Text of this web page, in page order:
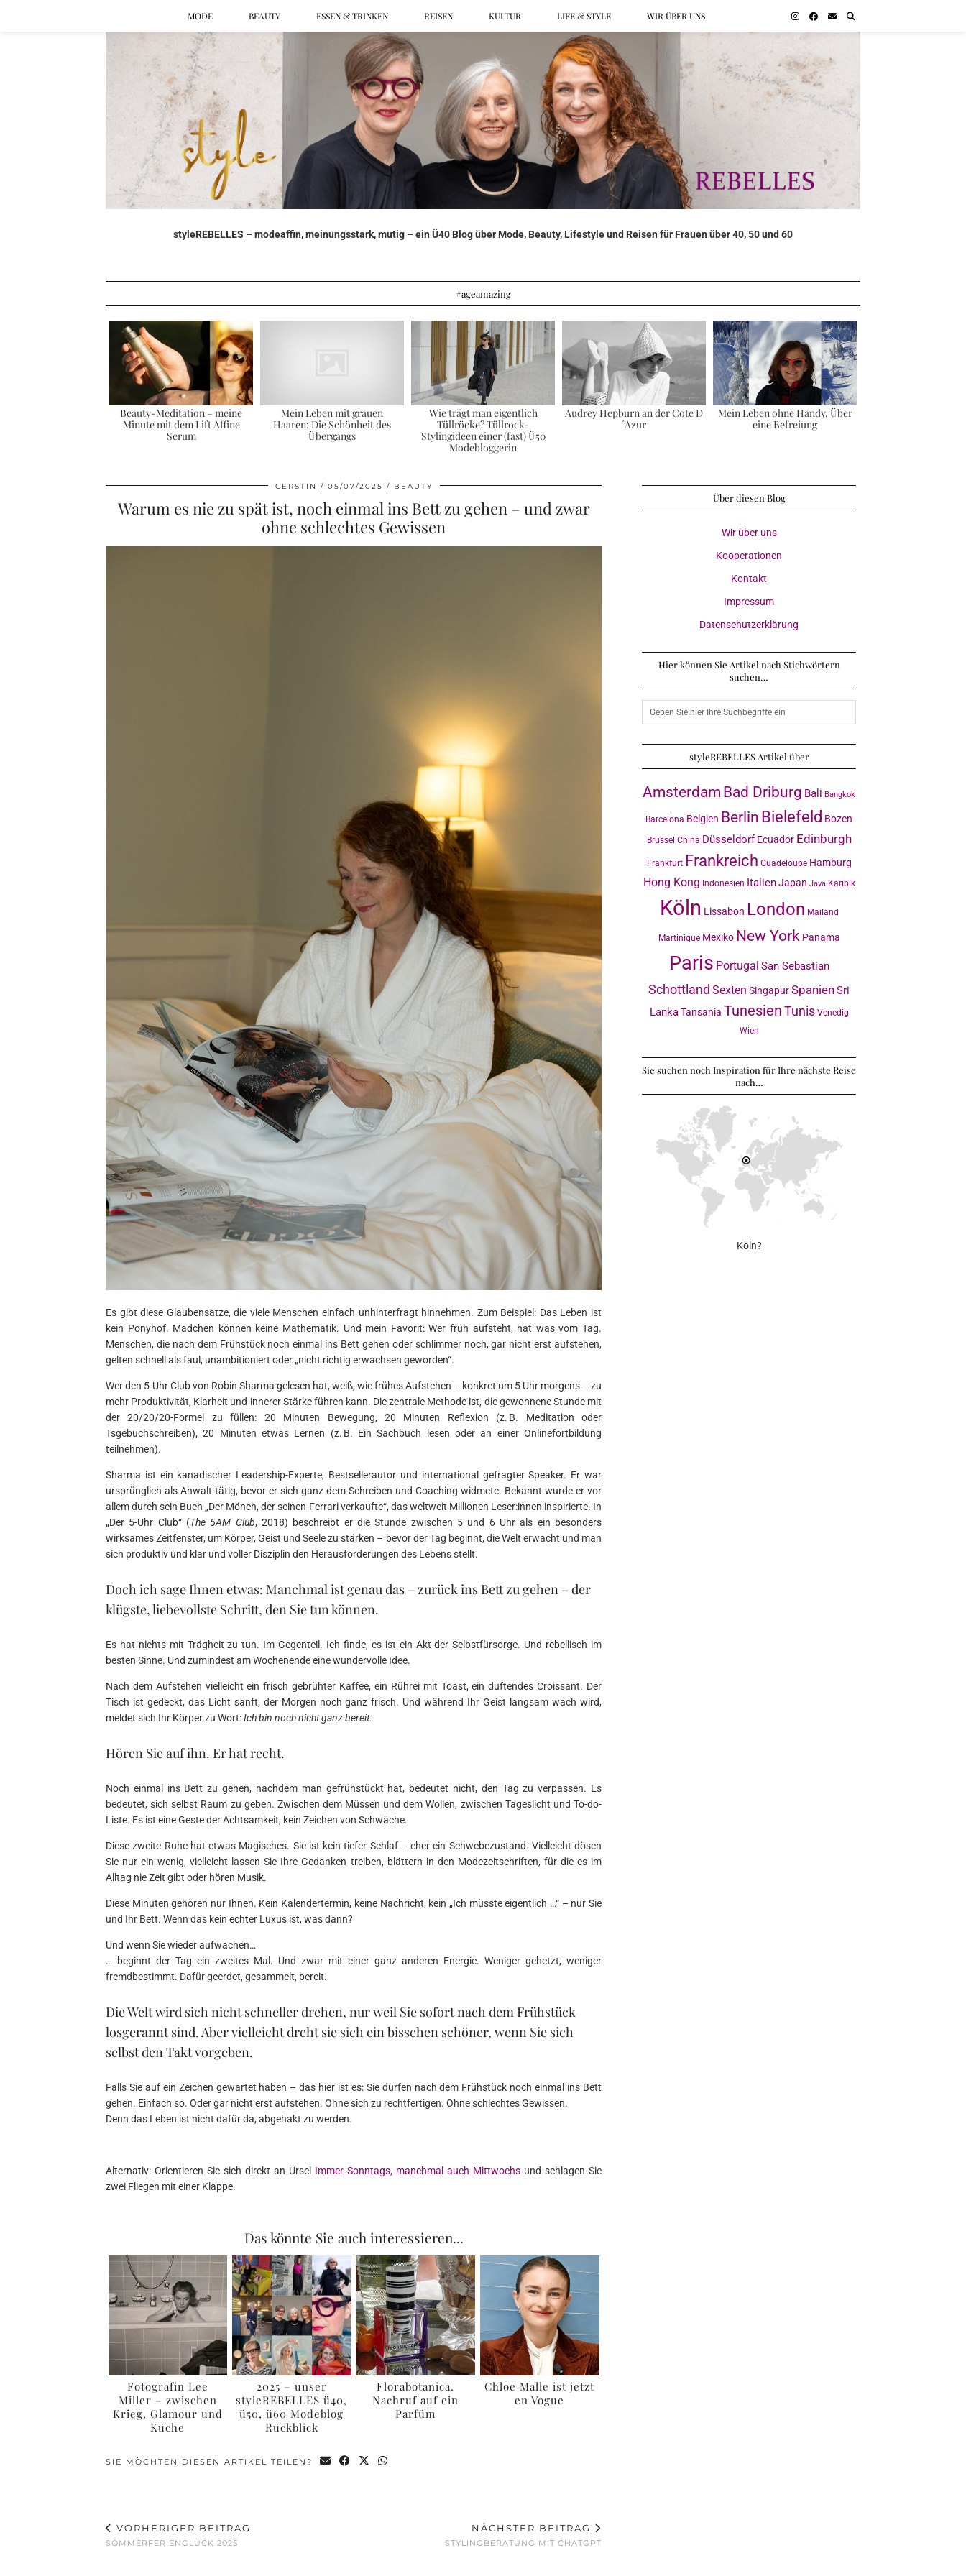
MODE BEAUTY ESSEN & TRINKEN REISEN KULTUR LIFE & STYLE WIR ÜBER UNS
styleREBELLES – modeaffin, meinungsstark, mutig – ein Ü40 Blog über Mode, Beauty, Lifestyle und Reisen für Frauen über 40, 50 und 60
#ageamazing
Beauty-Meditation – meine
Minute mit dem Lift Affine
Serum
Mein Leben mit grauen
Haaren: Die Schönheit des
Übergangs
Wie trägt man eigentlich
Tüllröcke? Tüllrock-
Stylingideen einer (fast) Ü50
Modebloggerin
Audrey Hepburn an der Cote D
´Azur
Mein Leben ohne Handy. Über
eine Befreiung
CERSTIN 05/07/2025 BEAUTY
Warum es nie zu spät ist, noch einmal ins Bett zu gehen – und zwar
ohne schlechtes Gewissen
Es gibt diese Glaubensätze, die viele Menschen einfach unhinterfragt hinnehmen. Zum Beispiel: Das Leben ist
kein Ponyhof. Mädchen können keine Mathematik. Und mein Favorit: Wer früh aufsteht, hat was vom Tag.
Menschen, die nach dem Frühstück noch einmal ins Bett gehen oder schlimmer noch, gar nicht erst aufstehen,
gelten schnell als faul, unambitioniert oder „nicht richtig erwachsen geworden“.
Wer den 5-Uhr Club von Robin Sharma gelesen hat, weiß, wie frühes Aufstehen – konkret um 5 Uhr morgens – zu
mehr Produktivität, Klarheit und innerer Stärke führen kann. Die zentrale Methode ist, die gewonnene Stunde mit
der 20/20/20-Formel zu füllen: 20 Minuten Bewegung, 20 Minuten Reflexion (z. B. Meditation oder
Tsgebuchschreiben), 20 Minuten etwas Lernen (z. B. Ein Sachbuch lesen oder an einer Onlinefortbildung
teilnehmen).
Sharma ist ein kanadischer Leadership-Experte, Bestsellerautor und international gefragter Speaker. Er war
ursprünglich als Anwalt tätig, bevor er sich ganz dem Schreiben und Coaching widmete. Bekannt wurde er vor
allem durch sein Buch „Der Mönch, der seinen Ferrari verkaufte“, das weltweit Millionen Leser:innen inspirierte. In
„Der 5-Uhr Club“ (The 5AM Club, 2018) beschreibt er die Stunde zwischen 5 und 6 Uhr als ein besonders
wirksames Zeitfenster, um Körper, Geist und Seele zu stärken – bevor der Tag beginnt, die Welt erwacht und man
sich produktiv und klar und voller Disziplin den Herausforderungen des Lebens stellt.
Doch ich sage Ihnen etwas: Manchmal ist genau das – zurück ins Bett zu gehen – der
klügste, liebevollste Schritt, den Sie tun können.
Es hat nichts mit Trägheit zu tun. Im Gegenteil. Ich finde, es ist ein Akt der Selbstfürsorge. Und rebellisch im
besten Sinne. Und zumindest am Wochenende eine wundervolle Idee.
Nach dem Aufstehen vielleicht ein frisch gebrühter Kaffee, ein Rührei mit Toast, ein duftendes Croissant. Der
Tisch ist gedeckt, das Licht sanft, der Morgen noch ganz frisch. Und während Ihr Geist langsam wach wird,
meldet sich Ihr Körper zu Wort:Ich bin noch nicht ganz bereit.
Hören Sie auf ihn. Er hat recht.
Noch einmal ins Bett zu gehen, nachdem man gefrühstückt hat, bedeutet nicht, den Tag zu verpassen. Es
bedeutet, sich selbst Raum zu geben. Zwischen dem Müssen und dem Wollen, zwischen Tageslicht und To-do-
Liste. Es ist eine Geste der Achtsamkeit, kein Zeichen von Schwäche.
Diese zweite Ruhe hat etwas Magisches. Sie ist kein tiefer Schlaf – eher ein Schwebezustand. Vielleicht dösen
Sie nur ein wenig, vielleicht lassen Sie Ihre Gedanken treiben, blättern in den Modezeitschriften, für die es im
Alltag nie Zeit gibt oder hören Musik.
Diese Minuten gehören nur Ihnen. Kein Kalendertermin, keine Nachricht, kein „Ich müsste eigentlich …“ – nur Sie
und Ihr Bett. Wenn das kein echter Luxus ist, was dann?
Und wenn Sie wieder aufwachen…
… beginnt der Tag ein zweites Mal. Und zwar mit einer ganz anderen Energie. Weniger gehetzt, weniger
fremdbestimmt. Dafür geerdet, gesammelt, bereit.
Die Welt wird sich nicht schneller drehen, nur weil Sie sofort nach dem Frühstück
losgerannt sind. Aber vielleicht dreht sie sich ein bisschen schöner, wenn Sie sich
selbst den Takt vorgeben.
Falls Sie auf ein Zeichen gewartet haben – das hier ist es: Sie dürfen nach dem Frühstück noch einmal ins Bett
gehen. Einfach so. Oder gar nicht erst aufstehen. Ohne sich zu rechtfertigen. Ohne schlechtes Gewissen.
Denn das Leben ist nicht dafür da, abgehakt zu werden.
Alternativ: Orientieren Sie sich direkt an Ursel Immer Sonntags, manchmal auch Mittwochs und schlagen Sie
zwei Fliegen mit einer Klappe.
Das könnte Sie auch interessieren...
Fotografin Lee
Miller – zwischen
Krieg, Glamour und
Küche
2025 – unser
styleREBELLES ü40,
ü50, ü60 Modeblog
Rückblick
Florabotanica.
Nachruf auf ein
Parfüm
Chloe Malle ist jetzt
en Vogue
SIE MÖCHTEN DIESEN ARTIKEL TEILEN?
VORHERIGER BEITRAG
SOMMERFERIENGLÜCK 2025
NÄCHSTER BEITRAG
STYLINGBERATUNG MIT CHATGPT
Über diesen Blog
Wir über uns
Kooperationen
Kontakt
Impressum
Datenschutzerklärung
Hier können Sie Artikel nach Stichwörtern
suchen…
styleREBELLES Artikel über
Amsterdam Bad Driburg Bali Bangkok
Barcelona Belgien Berlin Bielefeld Bozen
Brüssel China Düsseldorf Ecuador Edinburgh
Frankfurt Frankreich Guadeloupe Hamburg
Hong Kong Indonesien Italien Japan Java Karibik
Köln Lissabon London Mailand
Martinique Mexiko New York Panama
Paris Portugal San Sebastian
Schottland Sexten SingapurSpanienSri
Lanka Tansania TunesienTunis Venedig
Wien
Sie suchen noch Inspiration für Ihre nächste Reise
nach…
Köln?